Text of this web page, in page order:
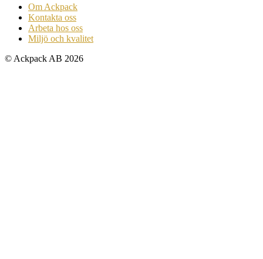
Om Ackpack
Kontakta oss
Arbeta hos oss
Miljö och kvalitet
© Ackpack AB 2026